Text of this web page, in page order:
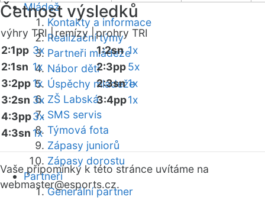
Mládež
Kontakty a informace
Realizační týmy
Partneři mládeže
Nábor dětí
Úspěchy mládeže
ZŠ Labská
SMS servis
Týmová fota
Zápasy juniorů
Zápasy dorostu
Partneři
Generální partner
Četnost výsledků
výhry TRI |remízy | prohry TRI
2:1pp 3x
2:1sn 1x
3:2pp1x
3:2sn 3x
4:3pp3x
4:3sn 1x
1:2sn 1x
2:3pp5x
2:3sn1x
3:4pp1x
Vaše připomínky k této stránce uvítáme na
webmaster@esports.cz.